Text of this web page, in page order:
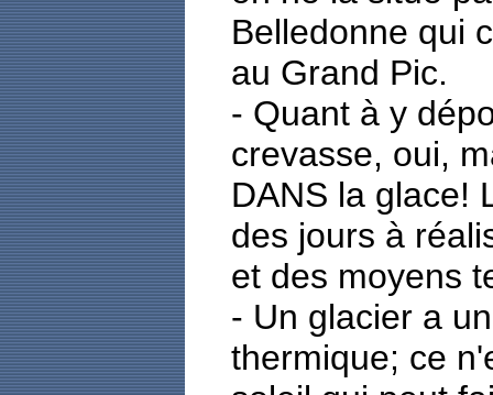
Belledonne qui
au Grand Pic.
- Quant à y
crevasse, oui,
DANS la glace!
des jours à
et des moyens
- Un glacier a
thermique; ce